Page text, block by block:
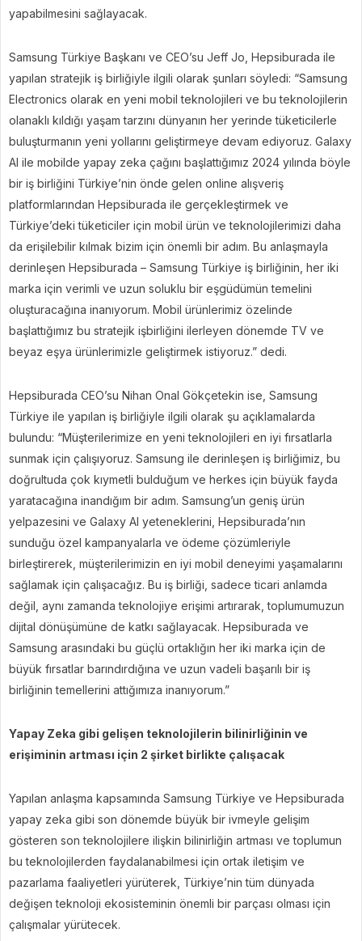
yapabilmesini sağlayacak.
Samsung Türkiye Başkanı ve CEO’su Jeff Jo, Hepsiburada ile
yapılan stratejik iş birliğiyle ilgili olarak şunları söyledi: “Samsung
Electronics olarak en yeni mobil teknolojileri ve bu teknolojilerin
olanaklı kıldığı yaşam tarzını dünyanın her yerinde tüketicilerle
buluşturmanın yeni yollarını geliştirmeye devam ediyoruz. Galaxy
AI ile mobilde yapay zeka çağını başlattığımız 2024 yılında böyle
bir iş birliğini Türkiye’nin önde gelen online alışveriş
platformlarından Hepsiburada ile gerçekleştirmek ve
Türkiye’deki tüketiciler için mobil ürün ve teknolojilerimizi daha
da erişilebilir kılmak bizim için önemli bir adım. Bu anlaşmayla
derinleşen Hepsiburada – Samsung Türkiye iş birliğinin, her iki
marka için verimli ve uzun soluklu bir eşgüdümün temelini
oluşturacağına inanıyorum. Mobil ürünlerimiz özelinde
başlattığımız bu stratejik işbirliğini ilerleyen dönemde TV ve
beyaz eşya ürünlerimizle geliştirmek istiyoruz.” dedi.
Hepsiburada CEO’su Nihan Onal Gökçetekin ise, Samsung
Türkiye ile yapılan iş birliğiyle ilgili olarak şu açıklamalarda
bulundu: “Müşterilerimize en yeni teknolojileri en iyi fırsatlarla
sunmak için çalışıyoruz. Samsung ile derinleşen iş birliğimiz, bu
doğrultuda çok kıymetli bulduğum ve herkes için büyük fayda
yaratacağına inandığım bir adım. Samsung’un geniş ürün
yelpazesini ve Galaxy AI yeteneklerini, Hepsiburada’nın
sunduğu özel kampanyalarla ve ödeme çözümleriyle
birleştirerek, müşterilerimizin en iyi mobil deneyimi yaşamalarını
sağlamak için çalışacağız. Bu iş birliği, sadece ticari anlamda
değil, aynı zamanda teknolojiye erişimi artırarak, toplumumuzun
dijital dönüşümüne de katkı sağlayacak. Hepsiburada ve
Samsung arasındaki bu güçlü ortaklığın her iki marka için de
büyük fırsatlar barındırdığına ve uzun vadeli başarılı bir iş
birliğinin temellerini attığımıza inanıyorum.”
Yapay Zeka gibi gelişen teknolojilerin bilinirliğinin ve
erişiminin artması için 2 şirket birlikte çalışacak
Yapılan anlaşma kapsamında Samsung Türkiye ve Hepsiburada
yapay zeka gibi son dönemde büyük bir ivmeyle gelişim
gösteren son teknolojilere ilişkin bilinirliğin artması ve toplumun
bu teknolojilerden faydalanabilmesi için ortak iletişim ve
pazarlama faaliyetleri yürüterek, Türkiye’nin tüm dünyada
değişen teknoloji ekosisteminin önemli bir parçası olması için
çalışmalar yürütecek.